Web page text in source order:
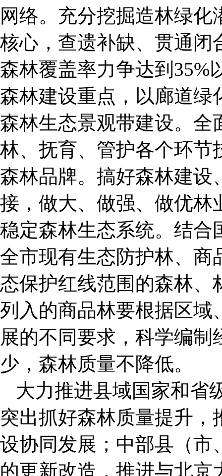
网络。充分挖掘造林绿
核心，查遗补缺、贯通闭
森林覆盖率力争达到35%
森林建设重点，以廊道绿
森林生态景观带建设。全
林、抚育、管护各个环节
森林品牌。搞好森林建设
接，做大、做强、做优林
稳定森林生态系统。结合
全市现有生态防护林、商
态保护红线范围的森林、
列入的商品林要根据区域
展的不同要求，科学编
少，森林质量不降低。
大力推进县域国家和省
突出抓好森林质量提升
设协同发展；中部县（市
的更新改造，推进与北